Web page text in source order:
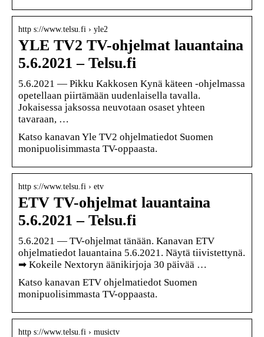
http s://www.telsu.fi › yle2
YLE TV2 TV-ohjelmat lauantaina
5.6.2021 – Telsu.fi
5.6.2021 — Pikku Kakkosen Kynä käteen -ohjelmassa
opetellaan piirtämään uudenlaisella tavalla.
Jokaisessa jaksossa neuvotaan osaset yhteen
tavaraan, …
Katso kanavan Yle TV2 ohjelmatiedot Suomen
monipuolisimmasta TV-oppaasta.
http s://www.telsu.fi › etv
ETV TV-ohjelmat lauantaina
5.6.2021 – Telsu.fi
5.6.2021 — TV-ohjelmat tänään. Kanavan ETV
ohjelmatiedot lauantaina 5.6.2021. Näytä tiivistettynä.
➡ ️Kokeile Nextoryn äänikirjoja 30 päivää …
Katso kanavan ETV ohjelmatiedot Suomen
monipuolisimmasta TV-oppaasta.
http s://www.telsu.fi › musictv